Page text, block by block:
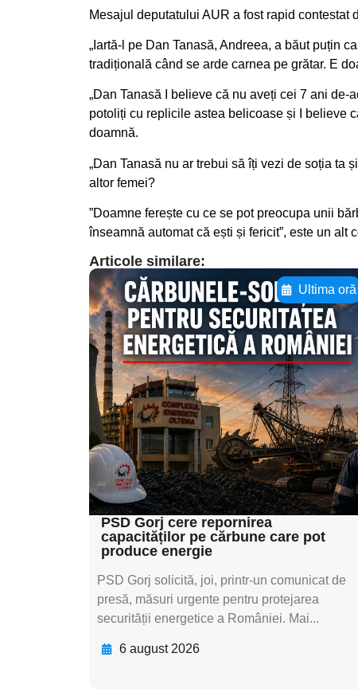
Mesajul deputatului AUR a fost rapid contestat
„Iartă-l pe Dan Tanasă, Andreea, a băut puțin
tradițională când se arde carnea pe grătar. E
„Dan Tanasă I believe că nu aveți cei 7 ani
potoliți cu replicile astea belicoase și I believe
doamnă.
„Dan Tanasă nu ar trebui să îți vezi de soția ta
altor femei?
”Doamne ferește cu ce se pot preocupa unii
înseamnă automat că ești și fericit”, este un alt
Articole similare:
Ultima oră
Adaugă aici textul
pentru
subtitluAdaugă aici
textul pentru
subtitluAdaugă aici
textul pentru
subtitluAdaugă aici
textul pentru subti
PSD Gorj cere repornirea
capacităților pe cărbune care pot
produce energie
PSD Gorj solicită, joi, printr-un comunicat de
presă, măsuri urgente pentru protejarea
securității energetice a României. Mai...
6 august 2026